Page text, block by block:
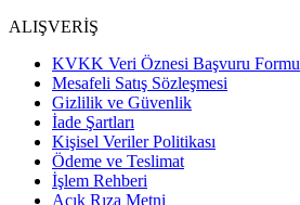
ALIŞVERİŞ
KVKK Veri Öznesi Başvuru Formu
Mesafeli Satış Sözleşmesi
Gizlilik ve Güvenlik
İade Şartları
Kişisel Veriler Politikası
Ödeme ve Teslimat
İşlem Rehberi
Açık Rıza Metni